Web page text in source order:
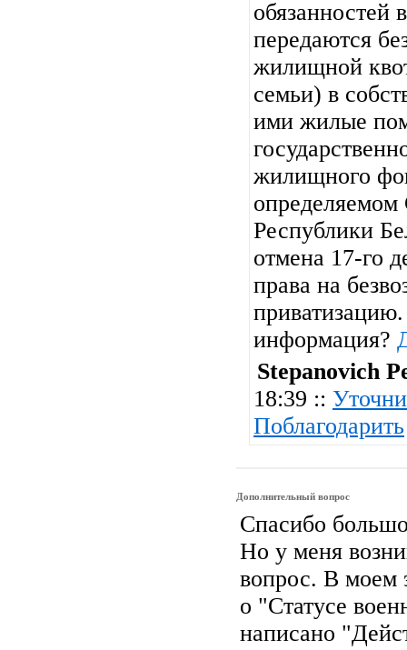
обязанностей
передаются
жилищной
семьи) в
ими жилые
жилищного
Республики
отмена 17-го
права на
информация?
Stepanovich
18:39 ::
Поблагодарить
Дополнительный вопрос
Спасибо
Но у меня
вопрос. В моем
о "Статусе
написано